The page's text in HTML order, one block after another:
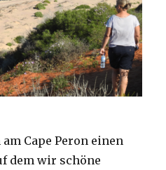
Cape Peron einen
dem wir schöne